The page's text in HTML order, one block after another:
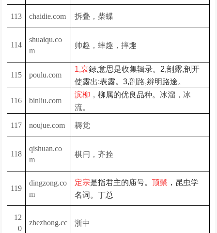
113 chaidie.com 拆叠，柴蝶
114
shuaiqu.co
m
帅趣，蟀趣，摔趣
115 poulu.com
1,裒録,意思是收集辑录。2,剖露,剖开
使露出;表露。3,剖路,辨明路途。
116 binliu.com
滨柳 ，柳属的优良品种。 冰溜，冰
流。
117 noujue.com 耨觉
118
qishuan.co
m
棋闩，齐拴
119
dingzong.co
m
定宗是指君主的庙号。顶鬃 ，昆虫学
名词。丁总
12
0
zhezhong.cc 浙中